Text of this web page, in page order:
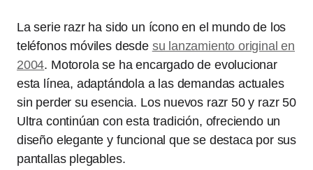
La serie razr ha sido un ícono en el mundo de los
teléfonos móviles desde su lanzamiento original en
2004. Motorola se ha encargado de evolucionar
esta línea, adaptándola a las demandas actuales
sin perder su esencia. Los nuevos razr 50 y razr 50
Ultra continúan con esta tradición, ofreciendo un
diseño elegante y funcional que se destaca por sus
pantallas plegables.